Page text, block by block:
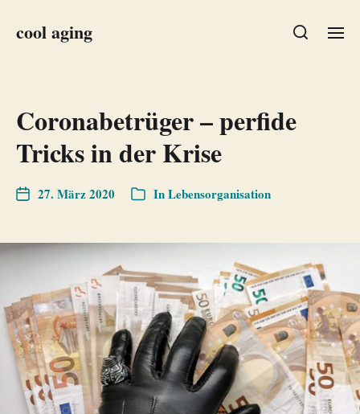
cool aging
Coronabetrüger – perfide
Tricks in der Krise
27. März 2020 InLebensorganisation